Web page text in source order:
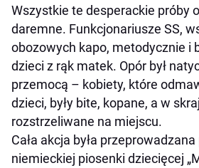
Wszystkie te desperackie próby
daremne. Funkcjonariusze SS,
obozowych kapo, metodycznie i
dzieci z rąk matek. Opór był
przemocą – kobiety, które
dzieci, były bite, kopane, a w
rozstrzeliwane na miejscu.
Cała akcja była
niemieckiej piosenki dziecięcej